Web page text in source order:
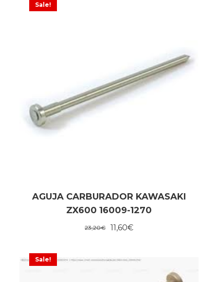
Sale!
AGUJA CARBURADOR KAWASAKI
ZX600 16009-1270
23,20€ 11,60€
Sale!